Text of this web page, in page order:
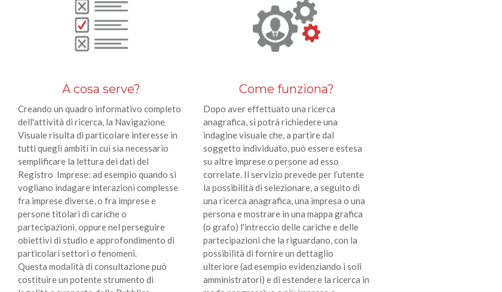
A cosa serve?
Creando un quadro informativo completo
dell'attività di ricerca, la Navigazione
Visuale risulta di particolare interesse in
tutti quegli ambiti in cui sia necessario
semplificare la lettura dei dati del
Registro Imprese: ad esempio quando si
vogliano indagare interazioni complesse
fra imprese diverse, o fra imprese e
persone titolari di cariche o
partecipazioni, oppure nel perseguire
obiettivi di studio e approfondimento di
particolari settori o fenomeni.
Questa modalità di consultazione può
costituire un potente strumento di
Come funziona?
Dopo aver effettuato una ricerca
anagrafica, si potrà richiedere una
indagine visuale che, a partire dal
soggetto individuato, può essere estesa
su altre imprese o persone ad esso
correlate. Il servizio prevede per l’utente
la possibilità di selezionare, a seguito di
una ricerca anagrafica, una impresa o una
persona e mostrare in una mappa grafica
(o grafo) l'intreccio delle cariche e delle
partecipazioni che la riguardano, con la
possibilità di fornire un dettaglio
ulteriore (ad esempio evidenziando i soli
amministratori) e di estendere la ricerca in